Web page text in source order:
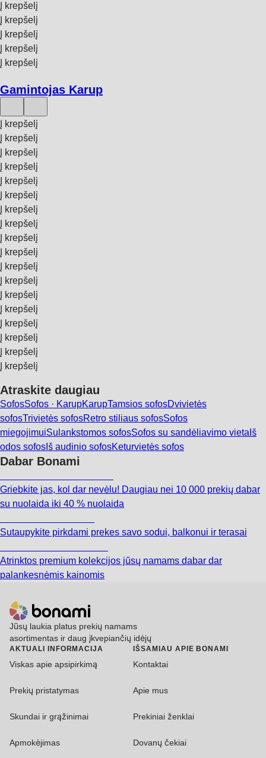
Į krepšelį
Į krepšelį
Į krepšelį
Į krepšelį
Į krepšelį
Gamintojas Karup
Į krepšelį
Į krepšelį
Į krepšelį
Į krepšelį
Į krepšelį
Į krepšelį
Į krepšelį
Į krepšelį
Į krepšelį
Į krepšelį
Į krepšelį
Į krepšelį
Į krepšelį
Į krepšelį
Į krepšelį
Į krepšelį
Į krepšelį
Į krepšelį
Atraskite daugiau
SofosSofos · KarupKarupTamsios sofosDvivietės
sofosTrivietės sofosRetro stiliaus sofosSofos
miegojimuiSulankstomos sofosSofos su sandėliavimo vieta Iš
odos sofos Iš audinio sofosKeturvietės sofos
Dabar Bonami
Griebkite jas, kol dar nevėlu! Daugiau nei 10 000 prekių dabar
su nuolaida iki 40 % nuolaida
Sutaupykite pirkdami prekes savo sodui, balkonui ir terasai
Atrinktos premium kolekcijos jūsų namams dabar dar
palankesnėmis kainomis
Jūsų laukia platus prekių namams
asortimentas ir daug įkvepiančių idėjų
AKTUALI INFORMACIJA
Viskas apie apsipirkimą
Prekių pristatymas
Skundai ir grąžinimai
Apmokėjimas
IŠSAMIAU APIE BONAMI
Kontaktai
Apie mus
Prekiniai ženklai
Dovanų čekiai